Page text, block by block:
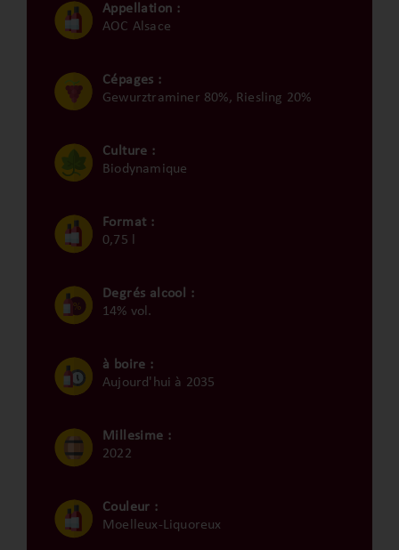
Appellation :
AOC Alsace
Cépages :
Gewurztraminer 80%, Riesling 20%
Culture :
Biodynamique
Format :
0,75 l
Degrés alcool :
14% vol.
à boire :
Aujourd'hui à 2035
Millesime :
2022
Couleur :
Moelleux-Liquoreux